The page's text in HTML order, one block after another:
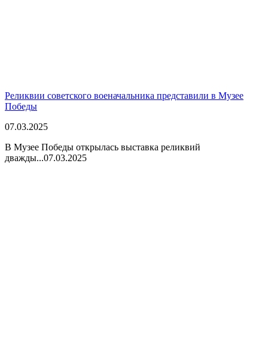
Реликвии советского военачальника представили в Музее
Победы
07.03.2025
В Музее Победы открылась выставка реликвий
дважды...07.03.2025